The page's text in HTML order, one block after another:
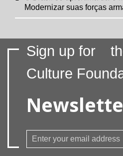
Modernizar suas forças
Sign up for
Culture